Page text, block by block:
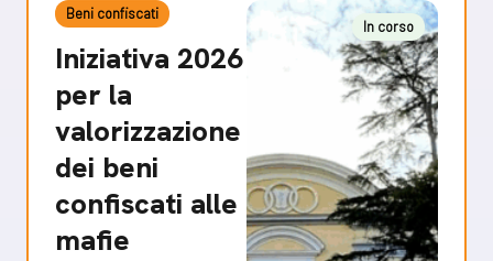
Beni confiscati
Iniziativa 2026
per la
valorizzazione
dei beni
confiscati alle
mafie
In corso